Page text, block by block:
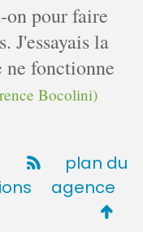
pour faire
J'essayais la
fonctionne
Bocolini)
plan du
agence